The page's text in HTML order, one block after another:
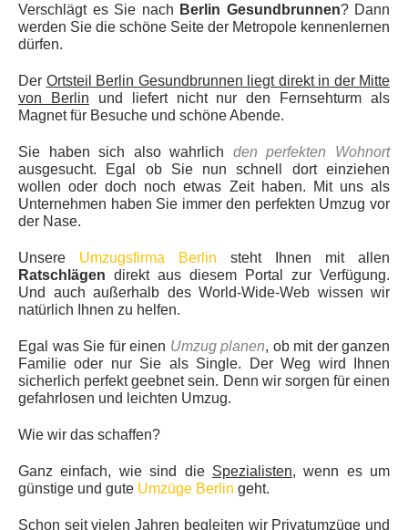
Verschlägt es Sie nach Berlin Gesundbrunnen? Dann
werden Sie die schöne Seite der Metropole kennenlernen
dürfen.
Der Ortsteil Berlin Gesundbrunnen liegt direkt in der Mitte
von Berlin und liefert nicht nur den Fernsehturm als
Magnet für Besuche und schöne Abende.
Sie haben sich also wahrlich den perfekten Wohnort
ausgesucht. Egal ob Sie nun schnell dort einziehen
wollen oder doch noch etwas Zeit haben. Mit uns als
Unternehmen haben Sie immer den perfekten Umzug vor
der Nase.
Unsere Umzugsfirma Berlin steht Ihnen mit allen
Ratschlägen direkt aus diesem Portal zur Verfügung.
Und auch außerhalb des World-Wide-Web wissen wir
natürlich Ihnen zu helfen.
Egal was Sie für einen Umzug planen, ob mit der ganzen
Familie oder nur Sie als Single. Der Weg wird Ihnen
sicherlich perfekt geebnet sein. Denn wir sorgen für einen
gefahrlosen und leichten Umzug.
Wie wir das schaffen?
Ganz einfach, wie sind die Spezialisten, wenn es um
günstige und gute Umzüge Berlin geht.
Schon seit vielen Jahren begleiten wir Privatumzüge und